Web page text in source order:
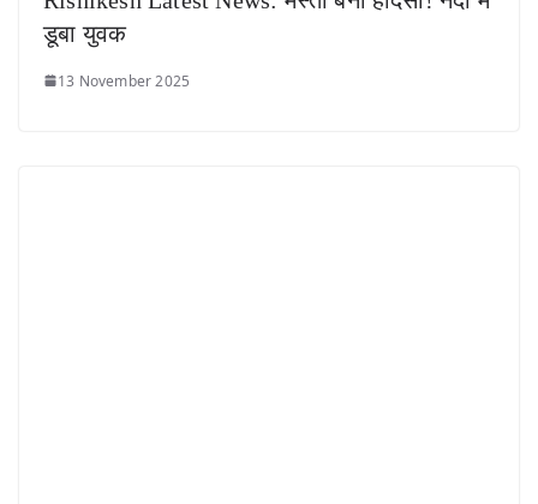
डूबा युवक
13 November 2025